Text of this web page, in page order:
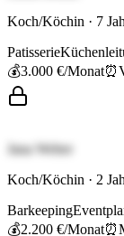
Koch/Köchin · 7
Patisserie
💰3.000 €/Monat⏰
Jana Weber
Koch/Köchin · 2
Barkeeping
💰2.200 €/Monat⏰